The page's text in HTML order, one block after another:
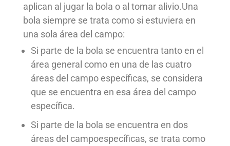
aplican al jugar la bola o al tomar alivio.Una
bola siempre se trata como si estuviera en
una sola área del campo:
Si parte de la bola se encuentra tanto en el
área general como en una de las cuatro
áreas del campo específicas, se considera
que se encuentra en esa área del campo
específica.
Si parte de la bola se encuentra en dos
áreas del campoespecíficas, se trata como